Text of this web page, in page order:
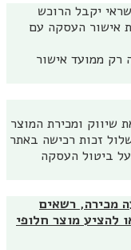
יקבל הרוכש
אישור העסקה עם
רק ממועד אישור
ומכירת המוצר
זכות רכישה באתר
ביטול העסקה
מכירה, רשאים
להציע מוצר חלופי